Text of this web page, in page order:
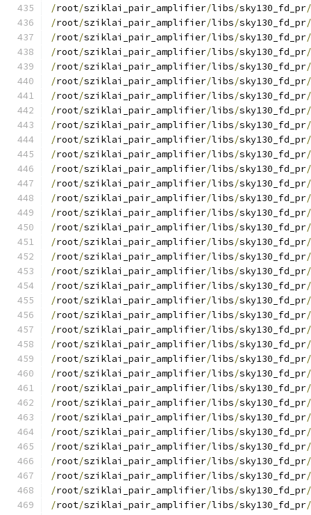
/root/sziklai_pair_amplifier/libs/sky130_fd_pr/
/root/sziklai_pair_amplifier/libs/sky130_fd_pr/
/root/sziklai_pair_amplifier/libs/sky130_fd_pr/
/root/sziklai_pair_amplifier/libs/sky130_fd_pr/
/root/sziklai_pair_amplifier/libs/sky130_fd_pr/
/root/sziklai_pair_amplifier/libs/sky130_fd_pr/
/root/sziklai_pair_amplifier/libs/sky130_fd_pr/
/root/sziklai_pair_amplifier/libs/sky130_fd_pr/
/root/sziklai_pair_amplifier/libs/sky130_fd_pr/
/root/sziklai_pair_amplifier/libs/sky130_fd_pr/
/root/sziklai_pair_amplifier/libs/sky130_fd_pr/
/root/sziklai_pair_amplifier/libs/sky130_fd_pr/
/root/sziklai_pair_amplifier/libs/sky130_fd_pr/
/root/sziklai_pair_amplifier/libs/sky130_fd_pr/
/root/sziklai_pair_amplifier/libs/sky130_fd_pr/
/root/sziklai_pair_amplifier/libs/sky130_fd_pr/
/root/sziklai_pair_amplifier/libs/sky130_fd_pr/
/root/sziklai_pair_amplifier/libs/sky130_fd_pr/
/root/sziklai_pair_amplifier/libs/sky130_fd_pr/
/root/sziklai_pair_amplifier/libs/sky130_fd_pr/
/root/sziklai_pair_amplifier/libs/sky130_fd_pr/
/root/sziklai_pair_amplifier/libs/sky130_fd_pr/
/root/sziklai_pair_amplifier/libs/sky130_fd_pr/
/root/sziklai_pair_amplifier/libs/sky130_fd_pr/
/root/sziklai_pair_amplifier/libs/sky130_fd_pr/
/root/sziklai_pair_amplifier/libs/sky130_fd_pr/
/root/sziklai_pair_amplifier/libs/sky130_fd_pr/
/root/sziklai_pair_amplifier/libs/sky130_fd_pr/
/root/sziklai_pair_amplifier/libs/sky130_fd_pr/
/root/sziklai_pair_amplifier/libs/sky130_fd_pr/
/root/sziklai_pair_amplifier/libs/sky130_fd_pr/
/root/sziklai_pair_amplifier/libs/sky130_fd_pr/
/root/sziklai_pair_amplifier/libs/sky130_fd_pr/
/root/sziklai_pair_amplifier/libs/sky130_fd_pr/
/root/sziklai_pair_amplifier/libs/sky130_fd_pr/